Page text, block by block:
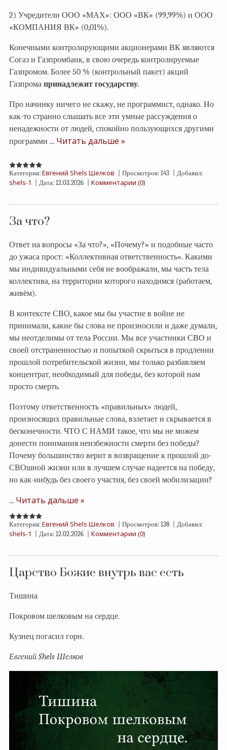
2) Учредители ООО «МАХ»: ООО «ВК» (99,99%) и ООО
«КОМПАНИЯ ВК» (0,01%).
Конечными контролирующими акционерами ВК являются
Согаз и Газпромбанк, в свою очередь контролируемые
Газпромом. Более 50 % (контрольный пакет) акций
Газпрома принадлежит государству.
Про начинку ничего не скажу, не программист, однако. Но
как-то странно слышать все эти умные рассуждения о
ненадежности от людей, спокойно пользующихся другими
программн ... Читать дальше »
Категория: Евгений Shels Шелков Просмотров: 143 Добавил:
shels-1 Дата: 12.03.2026 Комментарии (0)
За что?
Ответ на вопросы «За что?», «Почему?» и подобные часто
до ужаса прост: «Коллективная ответственность». Какими
мы индивидуальными себя не воображали, мы часть тела
коллектива, на территории которого находимся (работаем,
живём).
В контексте СВО, какое мы бы участие в войне не
принимали, какие бы слова не произносили и даже думали,
мы неотделимы от тела России. Мы все участники СВО и
своей отстраненностью и попыткой скрыться в продлении
прошлой потребительской жизни, мы только разбавляем
концентрат, необходимый для победы, без которой нам
просто смерть.
Поэтому ответственность «правильных» людей,
произносящих правильные слова, взлетает и скрывается в
бесконечности. ЧТО С НАМИ такое, что мы не можем
донести понимания неизбежности смерти без победы?
Почему большинство верит в возвращение к прошлой до-
СВОшной жизни или в лучшем случае надеется на победу,
но как-нибудь без своего участия, без своей мобилизации?
... Читать дальше »
Категория: Евгений Shels Шелков Просмотров: 138 Добавил:
shels-1 Дата: 12.02.2026 Комментарии (0)
Царство Божие внутрь вас есть
Тишина
Покровом шелковым на сердце.
Кузнец погасил горн.
Евгений Shels Шелков